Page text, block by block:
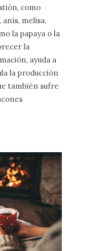
como
melisa,
la papaya o la
la
ayuda a
la producción
también sufre